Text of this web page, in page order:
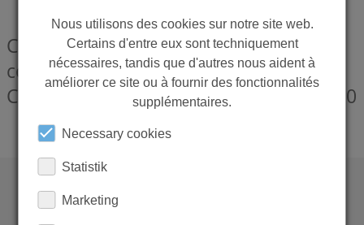
CONTI+ Pantalon souple pour la
connexion en haut, incl. joints, pour
CONTI+ CONFREE courbe
CONZ0619580
Nous utilisons des cookies sur notre site web.
Certains d'entre eux sont techniquement
nécessaires, tandis que d'autres nous aident à
améliorer ce site ou à fournir des fonctionnalités
supplémentaires.
Necessary cookies
Statistik
Marketing